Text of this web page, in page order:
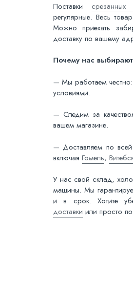
Поставки срезанных
регулярные. Весь
Можно приехать
доставку по вашему
Почему нас
— Мы работаем
условиями.
— Следим за
вашем магазине.
— Доставляем по
включая Гомель,
У нас свой склад,
машины. Мы
и в срок. Хотите
доставки или просто